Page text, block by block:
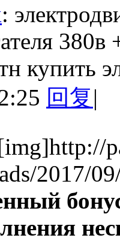
:
380в
купить
回复|
2017/